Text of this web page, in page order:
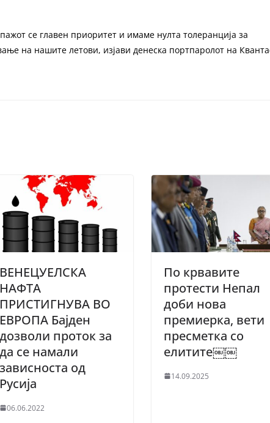
се главен приоритет и имаме нулта толеранција за
на нашите летови, изјави денеска портпаролот на
ВЕНЕЦУЕЛСКА
НАФТА
ПРИСТИГНУВА ВО
ЕВРОПА Бајден
дозволи проток за
да се намали
зависноста од
Русија
06.06.2022
По крвавите
протести Непал
доби нова
премиерка, вети
пресметка со
елитите￼￼
14.09.2025